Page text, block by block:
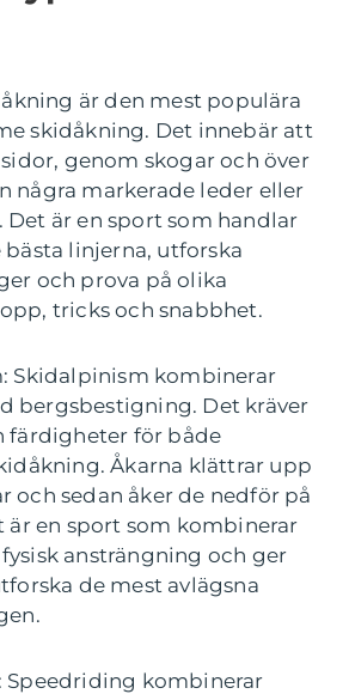
är den mest populära
skidåkning. Det innebär att
genom skogar och över
några markerade leder eller
Det är en sport som handlar
linjerna, utforska
och prova på olika
tricks och snabbhet.
Skidalpinism kombinerar
bergsbestigning. Det kräver
färdigheter för både
Åkarna klättrar upp
och sedan åker de nedför på
är en sport som kombinerar
ansträngning och ger
de mest avlägsna
Speedriding kombinerar